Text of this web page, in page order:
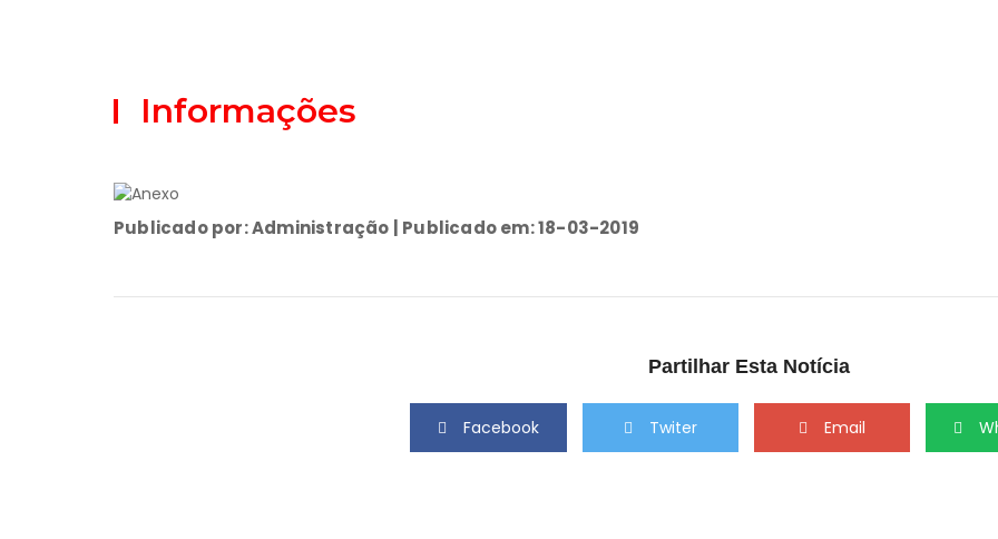
Informações
Publicado por: Administração | Publicado em: 18-03-2019
Partilhar Esta Notícia
Facebook Twiter Email